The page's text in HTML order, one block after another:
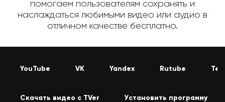
помогаем пользователям сохранять и
наслаждаться любимыми видео или аудио в
отличном качестве бесплатно.
YouTube VK Yandex Rutube
Скачать видео с TVer Установить программу